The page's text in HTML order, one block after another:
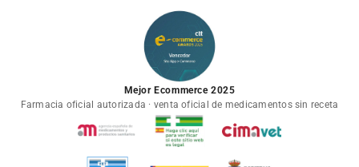
Mejor Ecommerce 2025
Farmacia oficial autorizada · venta oficial de medicamentos sin receta